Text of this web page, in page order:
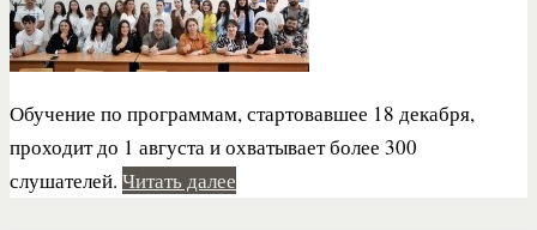
Обучение по программам, стартовавшее 18 декабря,
проходит до 1 августа и охватывает более 300
слушателей. Читать далее